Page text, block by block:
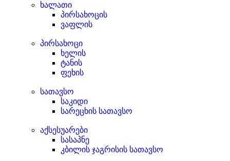
ხალათი
პირსახოცის
ვაფლის
პირსახოცი
ხელის
ტანის
ფეხის
სათავსო
საკიდი
სარეცხის სათავსო
აქსესუარები
სასაპნე
კბილის ჯაგრისის სათავსო